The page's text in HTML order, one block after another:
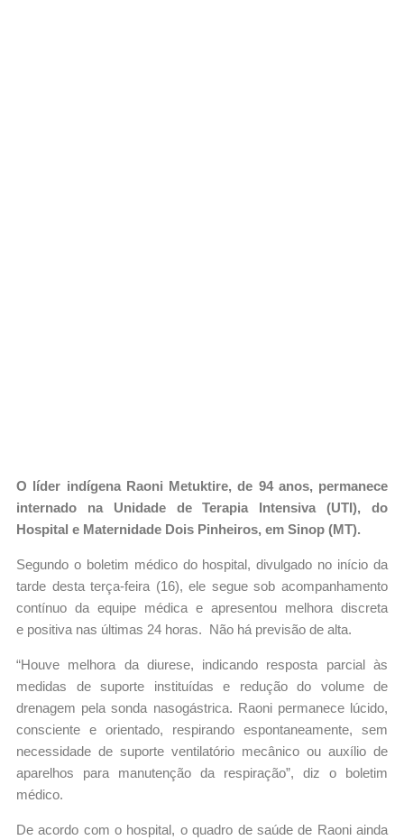
O líder indígena Raoni Metuktire, de 94 anos, permanece
internado na Unidade de Terapia Intensiva (UTI), do
Hospital e Maternidade Dois Pinheiros, em Sinop (MT).
Segundo o boletim médico do hospital, divulgado no início da
tarde desta terça-feira (16), ele segue sob acompanhamento
contínuo da equipe médica e apresentou melhora discreta
e positiva nas últimas 24 horas. Não há previsão de alta.
“Houve melhora da diurese, indicando resposta parcial às
medidas de suporte instituídas e redução do volume de
drenagem pela sonda nasogástrica. Raoni permanece lúcido,
consciente e orientado, respirando espontaneamente, sem
necessidade de suporte ventilatório mecânico ou auxílio de
aparelhos para manutenção da respiração”, diz o boletim
médico.
De acordo com o hospital, o quadro de saúde de Raoni ainda